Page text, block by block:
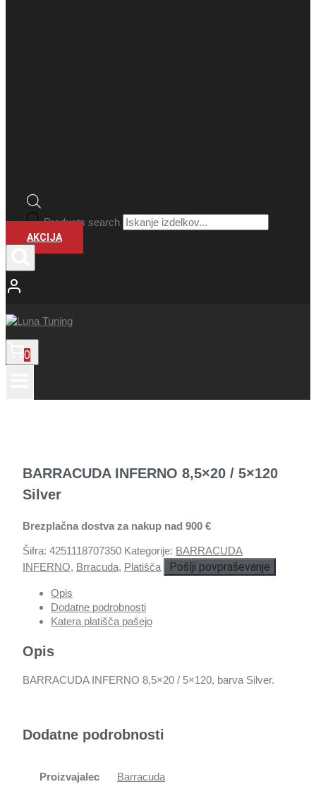
Products search
AKCIJA
0
BARRACUDA INFERNO 8,5×20 / 5×120
Silver
Brezplačna dostva za nakup nad 900 €
Šifra: 4251118707350 Kategorije: BARRACUDA
INFERNO, Brracuda, Platišča Pošlji povpraševanje
Opis
Dodatne podrobnosti
Katera platišča pašejo
Opis
BARRACUDA INFERNO 8,5×20 / 5×120, barva Silver.
Dodatne podrobnosti
Proizvajalec Barracuda